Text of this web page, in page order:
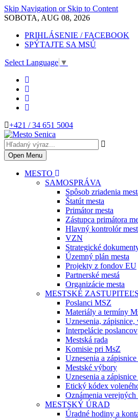
Skip Navigation or Skip to Content
SOBOTA, AUG 08, 2026
PRIHLÁSENIE / FACEBOOK
SPÝTAJTE SA MSÚ
Select Language ▼
+421 / 34 651 5004
Open Menu
MESTO
SAMOSPRÁVA
Spôsob zriadenia
Štatút mesta
Primátor mesta
Zástupca primátora
Hlavný kontrolór
VZN
Strategické
Územný plán mesta
Projekty z fondov EU
Partnerské mestá
Organizácie mesta
MESTSKÉ
Poslanci MSZ
Materiály a termíny
Uznesenia, zápisnice,
Interpelácie poslancov
Mestská rada
Komisie pri MsZ
Uznesenia a
Mestské výbory
Uznesenia a
Etický kódex
Oznámenia
MESTSKÝ ÚRAD
Úradné hodiny a